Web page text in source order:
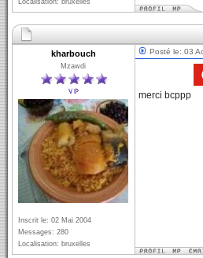
Localisation: bruxelles
kharbouch
Mzawdi
Inscrit le: 02 Mai 2004
Messages: 280
Localisation: bruxelles
Posté le: 03
merci bcppp